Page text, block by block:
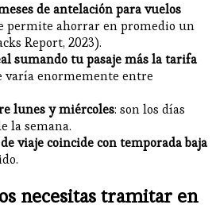
de antelación para vuelos
permite ahorrar en promedio un
Report, 2023).
sumando tu pasaje más la tarifa
varía enormemente entre
lunes y miércoles: son los días
la semana.
viaje coincide con temporada baja
necesitas tramitar en